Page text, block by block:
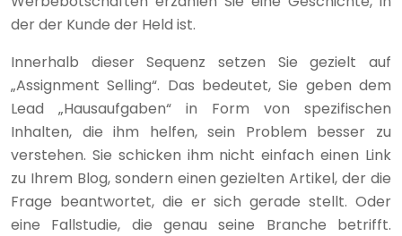
der der Kunde der Held ist.
Innerhalb dieser Sequenz setzen Sie gezielt auf
„Assignment Selling“. Das bedeutet, Sie geben dem
Lead „Hausaufgaben“ in Form von spezifischen
Inhalten, die ihm helfen, sein Problem besser zu
verstehen. Sie schicken ihm nicht einfach einen Link
zu Ihrem Blog, sondern einen gezielten Artikel, der die
Frage beantwortet, die er sich gerade stellt. Oder
eine Fallstudie, die genau seine Branche betrifft.